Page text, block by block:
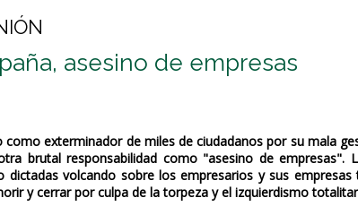
asesino de empresas
como exterminador de miles de ciudadanos por su mala
brutal responsabilidad como "asesino de empresas".
dictadas volcando sobre los empresarios y sus
y cerrar por culpa de la torpeza y el izquierdismo